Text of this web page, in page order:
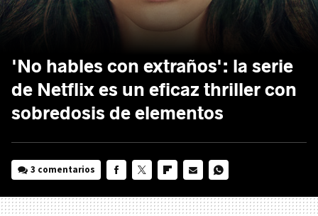
'No hables con extraños': la serie
de Netflix es un eficaz thriller con
sobredosis de elementos
3 comentarios
MAIL